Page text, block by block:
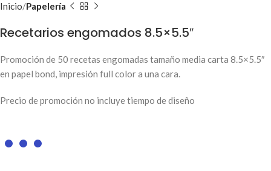
Inicio Papelería
Recetarios engomados 8.5×5.5″
Promoción de 50 recetas engomadas tamaño media carta 8.5×5.5″
en papel bond, impresión full color a una cara.
Precio de promoción no incluye tiempo de diseño